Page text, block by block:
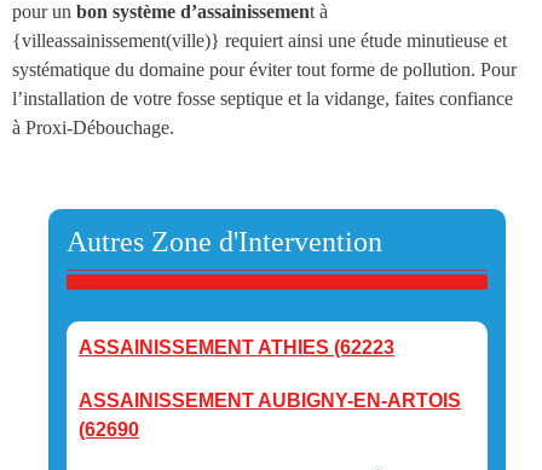
pour un bon système d’assainissement à
{villeassainissement(ville)} requiert ainsi une étude minutieuse et
systématique du domaine pour éviter tout forme de pollution. Pour
l’installation de votre fosse septique et la vidange, faites confiance
à Proxi-Débouchage.
Autres Zone d'Intervention
ASSAINISSEMENT ATHIES (62223
ASSAINISSEMENT AUBIGNY-EN-ARTOIS
(62690